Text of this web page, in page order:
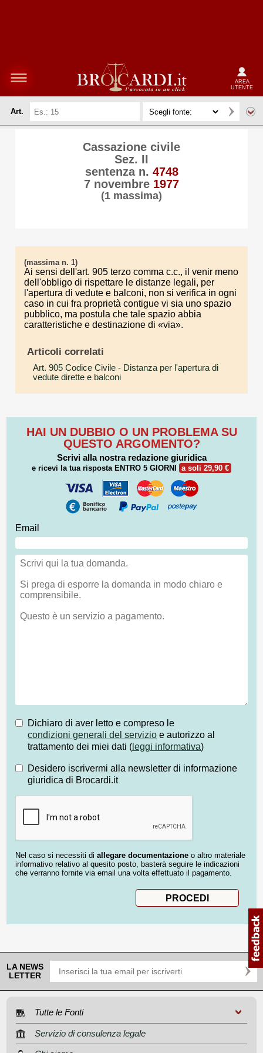
AREA
UTENTE
Art.
Cassazione civile
Sez. II
sentenza n. 4748
7 novembre 1977
(1 massima)
(massima n. 1)
Ai sensi dell'art. 905 terzo comma c.c., il venir meno
dell'obbligo di rispettare le distanze legali, per
l'apertura di vedute e balconi, non si verifica in ogni
caso in cui fra proprietà contigue vi sia uno spazio
pubblico, ma postula che tale spazio abbia
caratteristiche e destinazione di «via».
Articoli correlati
Art. 905 Codice Civile - Distanza per l'apertura di
vedute dirette e balconi
HAI UN DUBBIO O UN PROBLEMA SU
QUESTO ARGOMENTO?
Scrivi alla nostra redazione giuridica
e ricevi la tua risposta ENTRO 5 GIORNI a soli 29,90 €
Email
Dichiaro di aver letto e compreso le
condizioni generali del servizio e autorizzo al
trattamento dei miei dati ( leggi informativa)
Desidero iscrivermi alla newsletter di informazione
giuridica di Brocardi.it
Nel caso si necessiti di allegare documentazione o altro materiale
informativo relativo al quesito posto, basterà seguire le indicazioni
che verranno fornite via email una volta effettuato il pagamento.
LA NEWS
LETTER
Tutte le Fonti
Servizio di consulenza legale